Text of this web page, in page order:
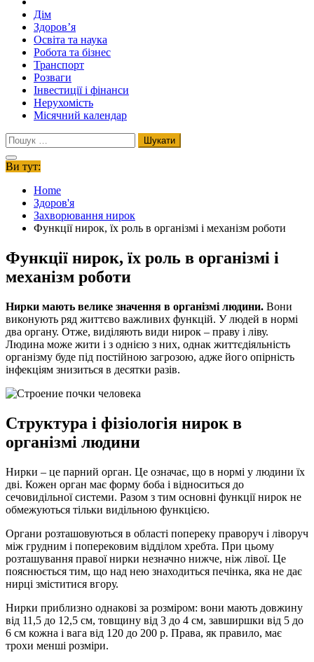
Дім
Здоров’я
Освіта та наука
Робота та бізнес
Транспорт
Розваги
Інвестиції і фінанси
Нерухомість
Місячний календар
Пошук:
Ви тут:
Home
Здоров'я
Захворювання нирок
Функції нирок, їх роль в організмі і механізм роботи
Функції нирок, їх роль в організмі і
механізм роботи
Нирки мають велике значення в організмі людини. Вони
виконують ряд життєво важливих функцій. У людей в нормі
два органу. Отже, виділяють види нирок – праву і ліву.
Людина може жити і з однією з них, однак життєдіяльність
організму буде під постійною загрозою, адже його опірність
інфекціям знизиться в десятки разів.
Структура і фізіологія нирок в
організмі людини
Нирки – це парний орган. Це означає, що в нормі у людини їх
дві. Кожен орган має форму боба і відноситься до
сечовидільної системи. Разом з тим основні функції нирок не
обмежуються тільки видільною функцією.
Органи розташовуються в області попереку праворуч і ліворуч
між грудним і поперековим відділом хребта. При цьому
розташування правої нирки незначно нижче, ніж лівої. Це
пояснюється тим, що над нею знаходиться печінка, яка не дає
нирці зміститися вгору.
Нирки приблизно однакові за розміром: вони мають довжину
від 11,5 до 12,5 см, товщину від 3 до 4 см, завширшки від 5 до
6 см кожна і вага від 120 до 200 р. Права, як правило, має
трохи менші розміри.